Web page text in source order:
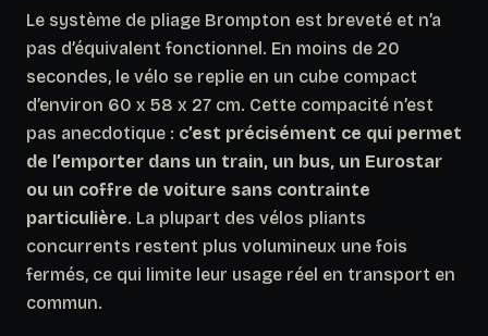
Le système de pliage Brompton est breveté et n’a
pas d’équivalent fonctionnel. En moins de 20
secondes, le vélo se replie en un cube compact
d’environ 60 x 58 x 27 cm. Cette compacité n’est
pas anecdotique : c’est précisément ce qui permet
de l’emporter dans un train, un bus, un Eurostar
ou un coffre de voiture sans contrainte
particulière. La plupart des vélos pliants
concurrents restent plus volumineux une fois
fermés, ce qui limite leur usage réel en transport en
commun.